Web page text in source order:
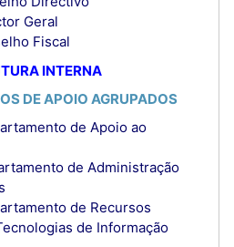
Geral
Fiscal
INTERNA
DE APOIO AGRUPADOS
de Apoio ao
de Administração
de Recursos
de Informação